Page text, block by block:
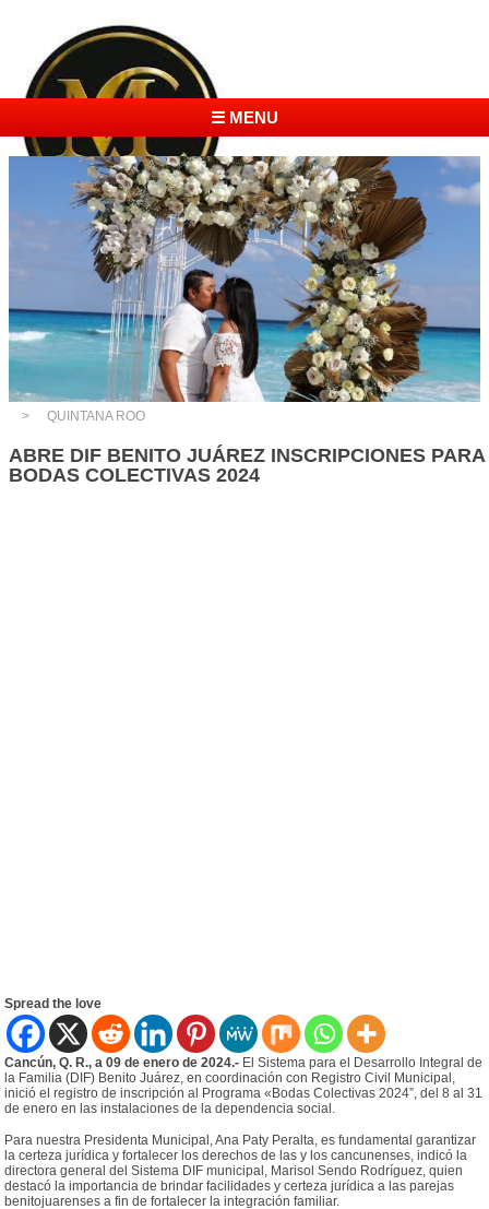
☰ MENU
QUINTANA ROO
ABRE DIF BENITO JUÁREZ INSCRIPCIONES PARA
BODAS COLECTIVAS 2024
Spread the love
Cancún, Q. R., a 09 de enero de 2024.- El Sistema para el Desarrollo Integral de
la Familia (DIF) Benito Juárez, en coordinación con Registro Civil Municipal,
inició el registro de inscripción al Programa «Bodas Colectivas 2024”, del 8 al 31
de enero en las instalaciones de la dependencia social.
Para nuestra Presidenta Municipal, Ana Paty Peralta, es fundamental garantizar
la certeza jurídica y fortalecer los derechos de las y los cancunenses, indicó la
directora general del Sistema DIF municipal, Marisol Sendo Rodríguez, quien
destacó la importancia de brindar facilidades y certeza jurídica a las parejas
benitojuarenses a fin de fortalecer la integración familiar.